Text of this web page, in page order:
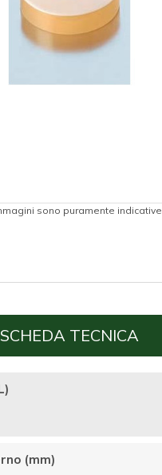
sono puramente indicative
SCHEDA TECNICA
(mm)